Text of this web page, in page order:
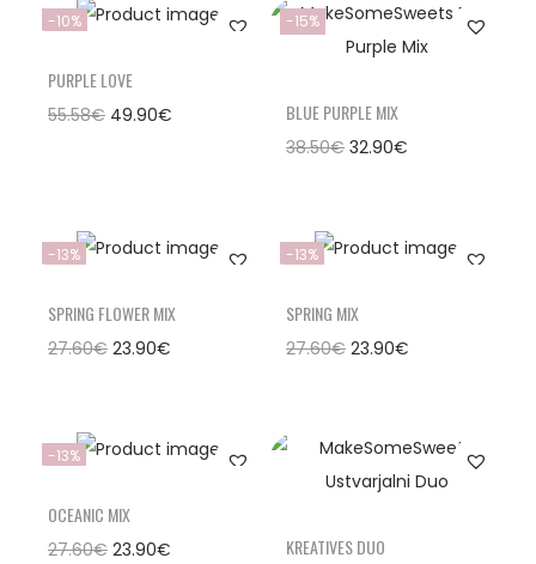
-10%
PURPLE LOVE
55.58€ 49.90€
-15%
BLUE PURPLE MIX
38.50€ 32.90€
-13%
SPRING FLOWER MIX
27.60€ 23.90€
-13%
SPRING MIX
27.60€ 23.90€
-13%
OCEANIC MIX
27.60€ 23.90€ KREATIVES DUO